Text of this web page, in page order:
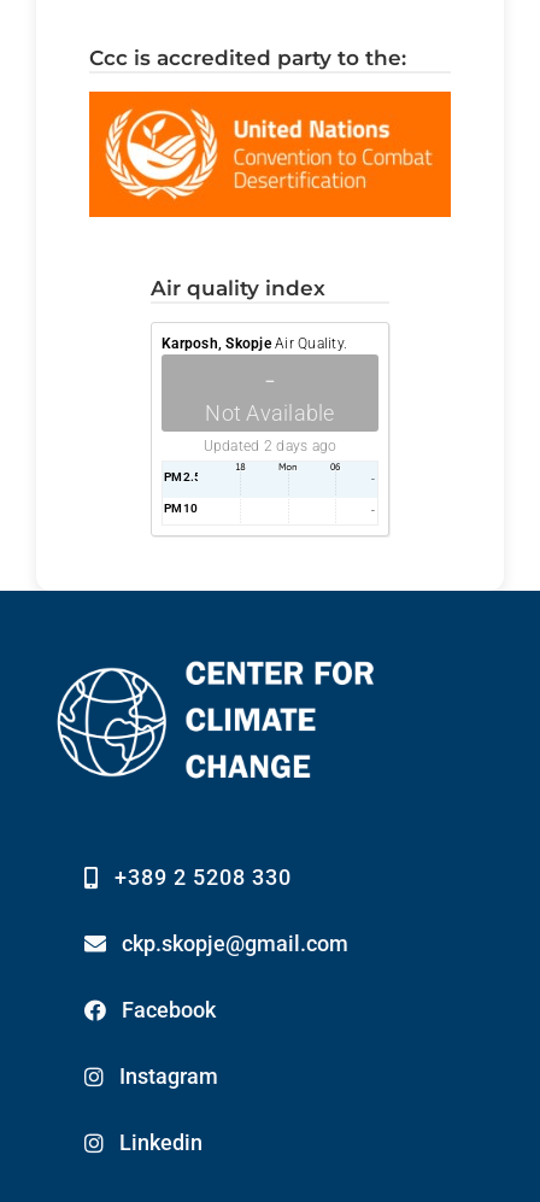
ccc is accredited party to the:
air quality index
Karposh, SkopjeAir Quality.
-
Not Available
Updated 2 days ago
PM2.5 -
PM10 -
+389 2 5208 330
ckp.skopje@gmail.com
Facebook
Instagram
Linkedin